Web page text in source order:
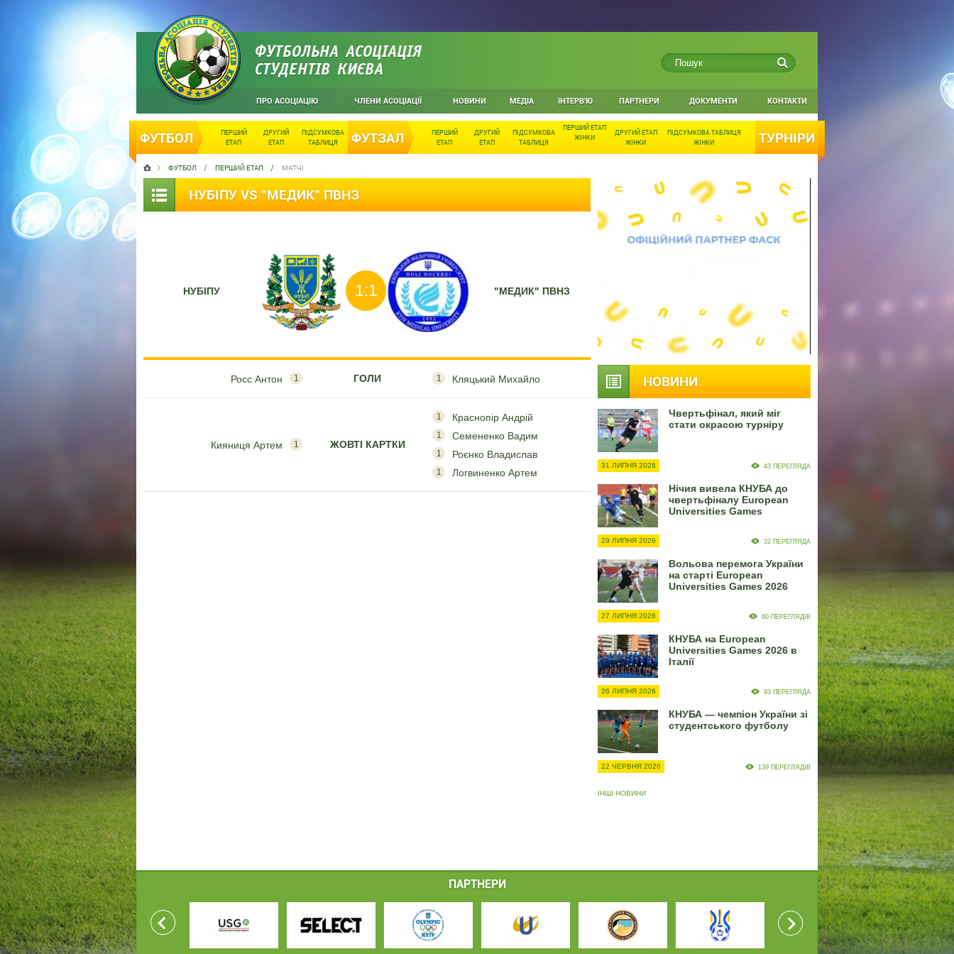
ФУТБОЛЬНА АСОЦІАЦІЯ
СТУДЕНТІВ КИЄВА
ПРО АСОЦІАЦІЮ ЧЛЕНИ АСОЦІАЦІЇ НОВИНИ МЕДІА ІНТЕРВ'Ю ПАРТНЕРИ ДОКУМЕНТИ КОНТАКТИ
ФУТБОЛ
ПЕРШИЙ
ЕТАП
ДРУГИЙ
ЕТАП
ПІДСУМКОВА
ТАБЛИЦЯ
ФУТЗАЛ
ПЕРШИЙ
ЕТАП
ДРУГИЙ
ЕТАП
ПІДСУМКОВА
ТАБЛИЦЯ
ПЕРШИЙ ЕТАП
ЖІНКИ
ДРУГИЙ ЕТАП
ЖІНКИ
ПІДСУМКОВА ТАБЛИЦЯ
ЖІНКИ
ТУРНІРИ
ФУТБОЛ ПЕРШИЙ ЕТАП МАТЧІ
НУБІПУ VS "МЕДИК" ПВНЗ
НУБІПУ 1:1 "МЕДИК" ПВНЗ
1
Росс Антон ГОЛИ 1 Кляцький Михайло
1
Кияниця Артем ЖОВТІ КАРТКИ
1 Краснопір Андрій
1 Семененко Вадим
1 Роєнко Владислав
1 Логвиненко Артем
НОВИНИ
Чвертьфінал, який міг
стати окрасою турніру
31 ЛИПНЯ 2026 43 ПЕРЕГЛЯДА
Нічия вивела КНУБА до
чвертьфіналу European
Universities Games
29 ЛИПНЯ 2026 32 ПЕРЕГЛЯДА
Вольова перемога України
на старті European
Universities Games 2026
27 ЛИПНЯ 2026 60 ПЕРЕГЛЯДІВ
КНУБА на European
Universities Games 2026 в
Італії
26 ЛИПНЯ 2026 93 ПЕРЕГЛЯДА
КНУБА — чемпіон України зі
студентського футболу
22 ЧЕРВНЯ 2026 139 ПЕРЕГЛЯДІВ
ІНШІ НОВИНИ
ПАРТНЕРИ